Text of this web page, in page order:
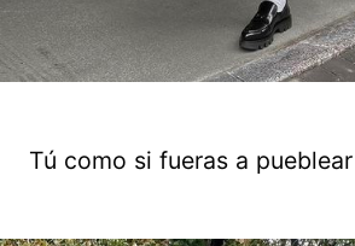
Tú como si fueras a